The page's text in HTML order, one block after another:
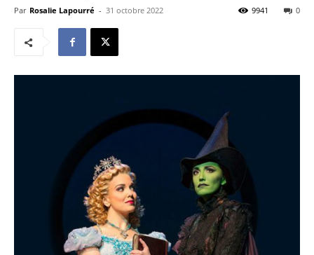
Par Rosalie Lapourré - 31 octobre 2022 0
9941